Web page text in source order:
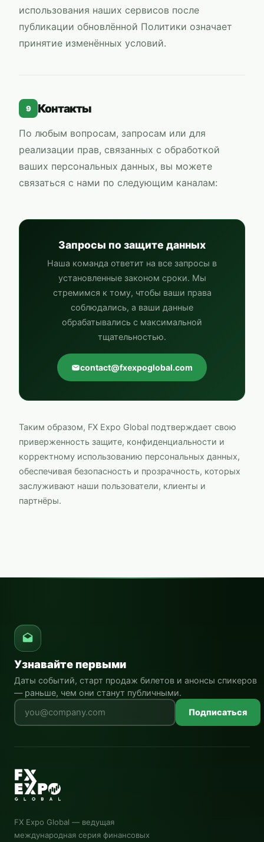
использования наших сервисов после
публикации обновлённой Политики означает
принятие изменённых условий.
9 Контакты
По любым вопросам, запросам или для
реализации прав, связанных с обработкой
ваших персональных данных, вы можете
связаться с нами по следующим каналам:
Запросы по защите данных
Наша команда ответит на все запросы в
установленные законом сроки. Мы
стремимся к тому, чтобы ваши права
соблюдались, а ваши данные
обрабатывались с максимальной
тщательностью.
contact@fxexpoglobal.com
Таким образом, FX Expo Global подтверждает свою
приверженность защите, конфиденциальности и
корректному использованию персональных данных,
обеспечивая безопасность и прозрачность, которых
заслуживают наши пользователи, клиенты и
партнёры.
Узнавайте первыми
Даты событий, старт продаж билетов и анонсы спикеров
— раньше, чем они станут публичными.
Оставьте это поле пустым
Подписаться
FX Expo Global — ведущая
международная серия финансовых